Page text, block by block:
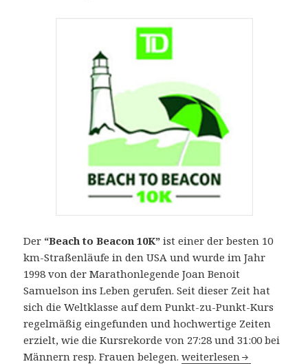
Der “Beach to Beacon 10K” ist einer der besten 10
km-Straßenläufe in den USA und wurde im Jahr
1998 von der Marathonlegende Joan Benoit
Samuelson ins Leben gerufen. Seit dieser Zeit hat
sich die Weltklasse auf dem Punkt-zu-Punkt-Kurs
regelmäßig eingefunden und hochwertige Zeiten
erzielt, wie die Kursrekorde von 27:28 und 31:00 bei
Männern resp. Frauen belegen.19. “Beach to Beacon
weiterlesen